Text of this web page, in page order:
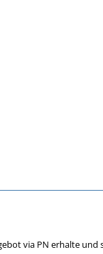
via PN erhalte